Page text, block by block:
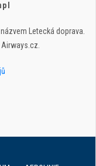
Letecká doprava.